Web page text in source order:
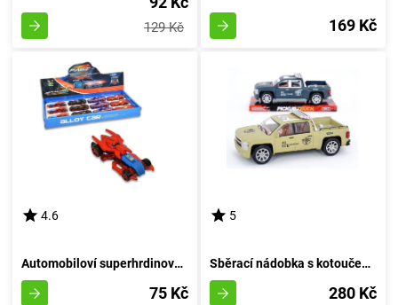
129 Kč 169 Kč
4.6
Automobiloví superhrdinové - A
75 Kč
5
Sběrací nádobka s kotoučem 27 cm - barva písku
280 Kč